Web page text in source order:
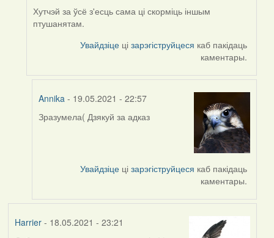
Хутчэй за ўсё з'есць сама ці скорміць іншым
птушанятам.
Увайдзіце цізарэгіструйцеся каб пакідаць
каментары.
Annika - 19.05.2021 - 22:57
In
Зразумела( Дзякуй за адказ
Увайдзіце цізарэгіструйцеся каб пакідаць
каментары.
Harrier- 18.05.2021 - 23:21